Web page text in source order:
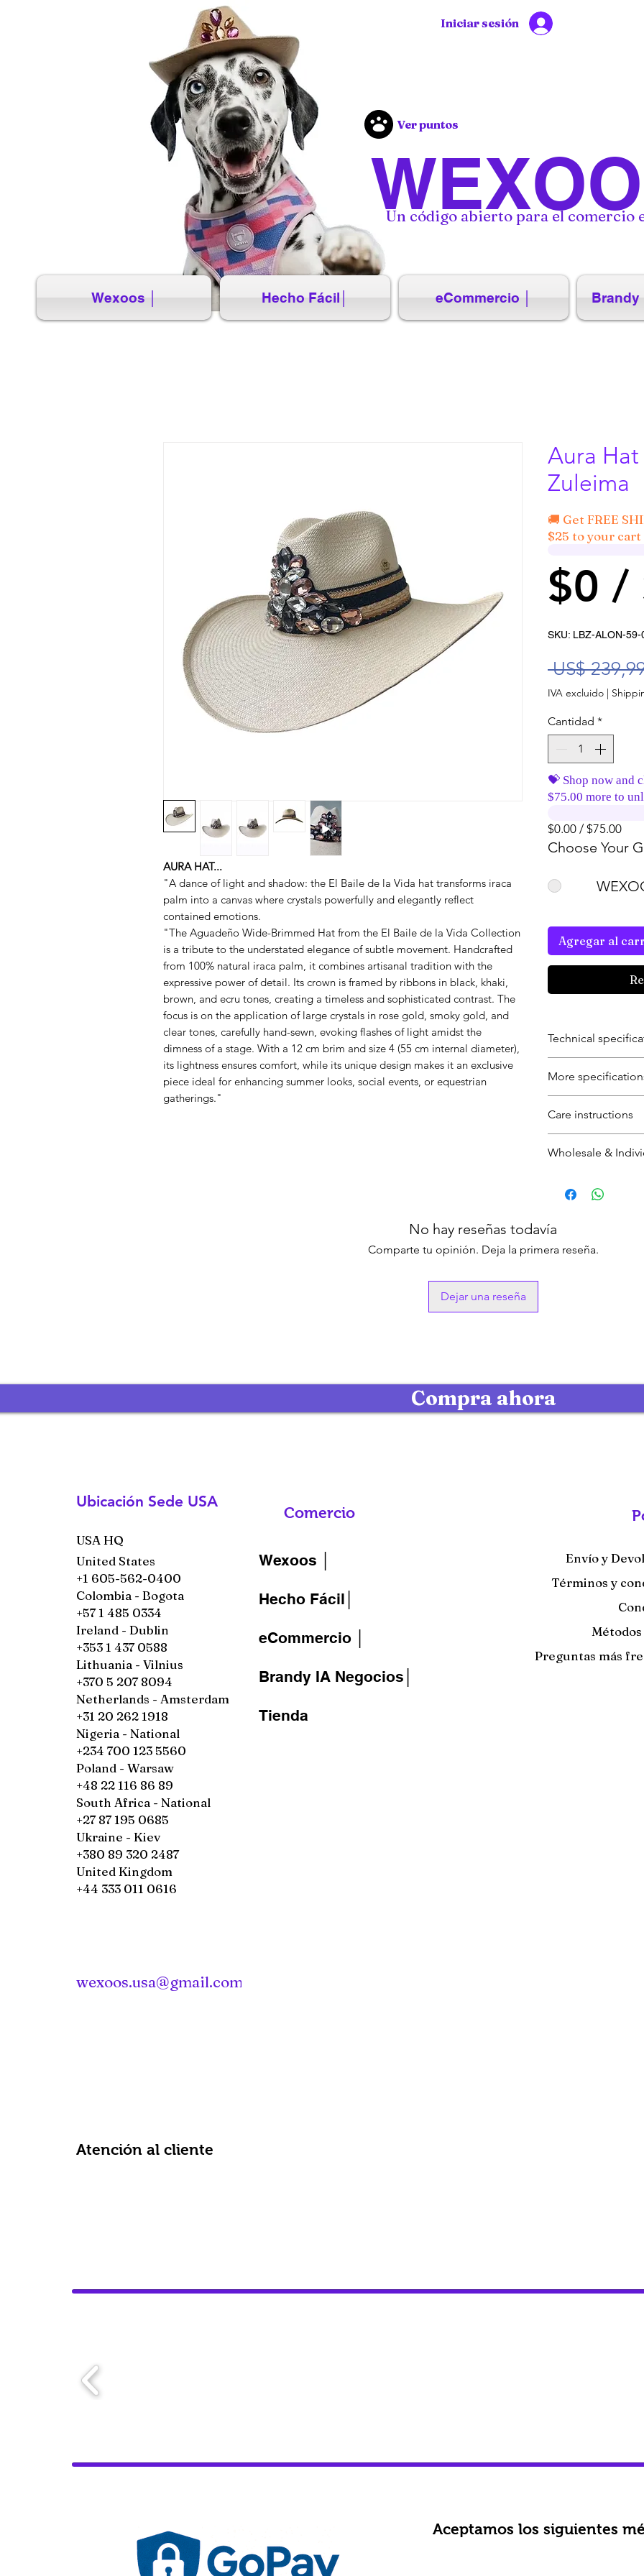
Un código abierto para el comercio
Ver puntos
Iniciar sesión
Wexoos │ Hecho Fácil│ eCommercio │ Brandy
AURA HAT...
"A dance of light and shadow: the El Baile de la Vida hat transforms iraca
palm into a canvas where crystals powerfully and elegantly reflect
contained emotions.
"The Aguadeño Wide-Brimmed Hat from the El Baile de la Vida Collection
is a tribute to the understated elegance of subtle movement. Handcrafted
from 100% natural iraca palm, it combines artisanal tradition with the
expressive power of detail. Its crown is framed by ribbons in black, khaki,
brown, and ecru tones, creating a timeless and sophisticated contrast. The
focus is on the application of large crystals in rose gold, smoky gold, and
clear tones, carefully hand-sewn, evoking flashes of light amidst the
dimness of a stage. With a 12 cm brim and size 4 (55 cm internal diameter),
its lightness ensures comfort, while its unique design makes it an exclusive
piece ideal for enhancing summer looks, social events, or equestrian
gatherings."
Aura Hat
Zuleima
🚚 Get FREE
$25 to your
$0 /
SKU: LBZ-ALON-59-
US$
IVA excluido |
Cantidad *
💝 Shop now and
$75.00 more to
$0.00 / $75.00
Choose Your
Agregar al
Technical
• Collection:
design
• Style: Wide-
• Main Material:
• Details/
natural fibers and
More
• Size: 4 (adult)
• Inner
• Brim: 12 cm
weight if available)
• Available Units:
Care instructions
quitar el polvo y la
secar a la sombra
• No coloque
la deformación;
Wholesale &
territory for tariff
For individual
No hay reseñas todavía
Comparte tu opinión. Deja la primera reseña.
Dejar una reseña
Ubicación Sede USA
USA HQ
United States
+1 605-562-0400
Colombia - Bogota
+57 1 485 0334
Ireland - Dublin
+353 1 437 0588
Lithuania - Vilnius
+370 5 207 8094
Netherlands - Amsterdam
+31 20 262 1918
Nigeria - National
+234 700 123 5560
Poland - Warsaw
+48 22 116 86 89
South Africa - National
+27 87 195 0685
Ukraine - Kiev
+380 89 320 2487
United Kingdom
+44 333 011 0616
wexoos.usa@gmail.com
Atención al cliente
Comercio
Wexoos │
Hecho Fácil│
eCommercio │
Brandy IA Negocios│
Tienda
Envío y
Términos y
Preguntas más
Compra ahora
Aceptamos los siguientes